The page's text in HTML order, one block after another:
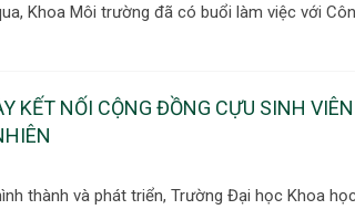
Khoa Môi trường đã có buổi làm việc với
KẾT NỐI CỘNG ĐỒNG CỰU SINH
thành và phát triển, Trường Đại học Khoa